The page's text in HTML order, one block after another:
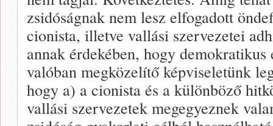
zsidóságnak nem lesz elfogadott
cionista, illetve vallási szervezetei
annak érdekében, hogy
valóban megközelítő képviseletünk
hogy a) a cionista és a különböző
vallási szervezetek megegyeznek